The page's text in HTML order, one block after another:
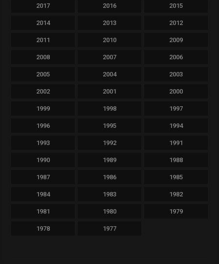
2017 2016 2015
2014 2013 2012
2011 2010 2009
2008 2007 2006
2005 2004 2003
2002 2001 2000
1999 1998 1997
1996 1995 1994
1993 1992 1991
1990 1989 1988
1987 1986 1985
1984 1983 1982
1981 1980 1979
1978 1977